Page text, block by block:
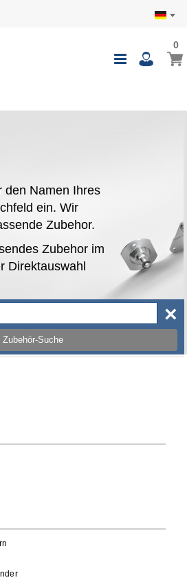
00
den Namen Ihres
ein. Wir
Zubehor.
Zubehor im
Direktauswahl
Zubehör-Suche
×